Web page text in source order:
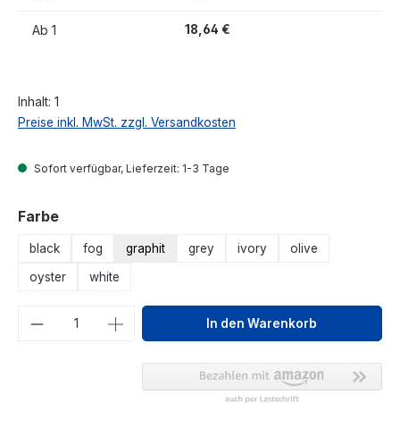
Ab 1 18,64 €
Inhalt: 1
Preise inkl. MwSt. zzgl. Versandkosten
Sofort verfügbar, Lieferzeit: 1-3 Tage
Farbeauswählen
black fog graphit grey ivory
olive
oyster
white
Produkt Anzahl: Gib denIn den Warenkorb